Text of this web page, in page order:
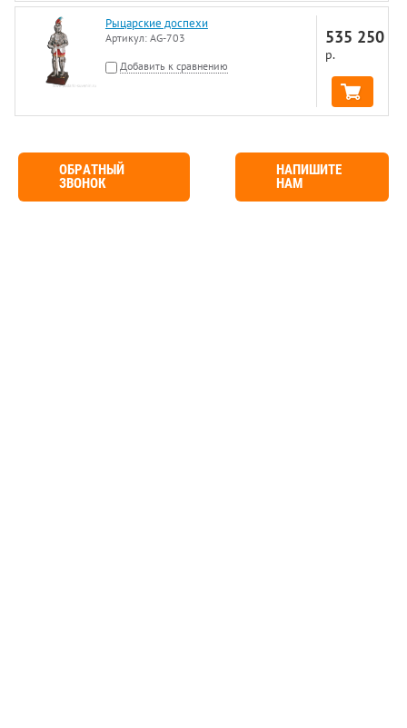
535 250
р.
Рыцарские доспехи
Артикул:AG-703
Добавить к сравнению
ОБРАТНЫЙ
ЗВОНОК
НАПИШИТЕ
НАМ